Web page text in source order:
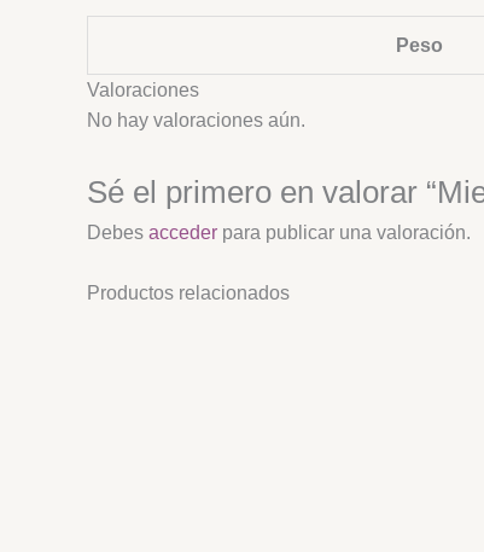
Peso
Valoraciones
No hay valoraciones aún.
Sé el primero en valorar
Debes acceder para publicar una valoración.
Productos relacionados